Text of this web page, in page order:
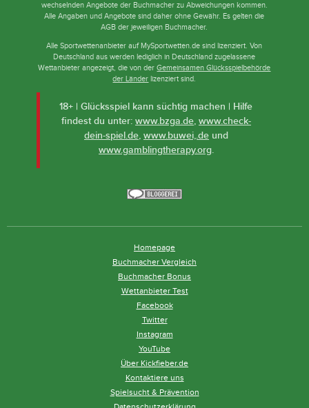
wechselnden Angebote der Buchmacher zu Abweichungen kommen.
Alle Angaben und Angebote sind daher ohne Gewähr. Es gelten die
AGB der jeweiligen Buchmacher.
Alle Sportwettenanbieter auf MySportwetten.de sind lizenziert. Von
Deutschland aus werden lediglich in Deutschland zugelassene
Wettanbieter angezeigt, die von derGemeinsamen Glücksspielbehörde
der Länder lizenziert sind.
18+ | Glücksspiel kann süchtig machen | Hilfe
findest du unter: www.bzga.de, www.check-
dein-spiel.de, www.buwei,.deund
www.gamblingtherapy.org.
Homepage
Buchmacher Vergleich
Buchmacher Bonus
Wettanbieter Test
Facebook
Twitter
Instagram
YouTube
Über Kickfieber.de
Kontaktiere uns
Spielsucht & Prävention